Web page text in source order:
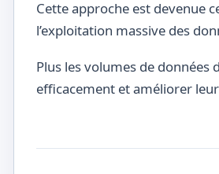
Cette approche est devenue
l’exploitation massive des
Plus les volumes de
efficacement et améliorer